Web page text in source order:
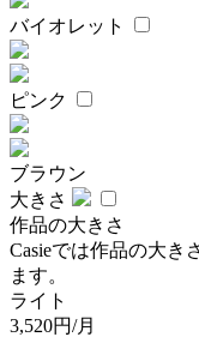
バイオレット
ピンク
ブラウン
大きさ
作品の大きさ
Casieでは作品の大き
ます。
ライト
3,520円/月